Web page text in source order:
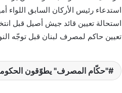
استدعاء رئيس الأركان السابق اللواء
استحالة تعيين قائد جيش أصيل قبل
تعيين حاكم لمصرف لبنان قبل توجّه
"حكّام المصرف" يطوّقون